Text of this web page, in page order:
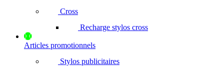
Cross
Recharge stylos cross
Articles promotionnels
Stylos publicitaires